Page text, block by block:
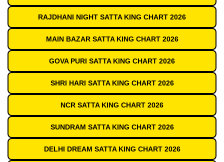
RAJDHANI NIGHT SATTA KING CHART 2026
MAIN BAZAR SATTA KING CHART 2026
GOVA PURI SATTA KING CHART 2026
SHRI HARI SATTA KING CHART 2026
NCR SATTA KING CHART 2026
SUNDRAM SATTA KING CHART 2026
DELHI DREAM SATTA KING CHART 2026